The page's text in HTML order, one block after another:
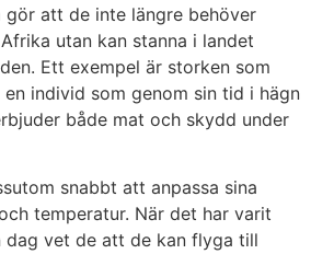
att de inte längre behöver
utan kan stanna i landet
Ett exempel är storken som
individ som genom sin tid i hägn
både mat och skydd under
snabbt att anpassa sina
temperatur. När det har varit
dag vet de att de kan flyga till